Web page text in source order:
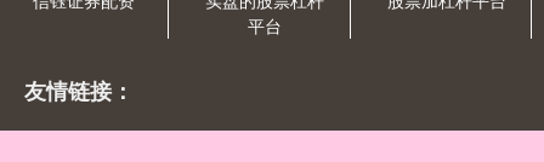
平台
友情链接：